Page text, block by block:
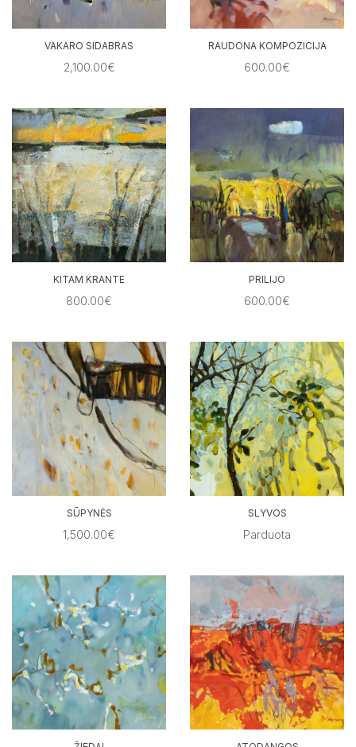
VAKARO SIDABRAS
2,100.00€
RAUDONA KOMPOZICIJA
600.00€
KITAM KRANTE
800.00€
PRILIJO
600.00€
SŪPYNĖS
1,500.00€
SLYVOS
Parduota